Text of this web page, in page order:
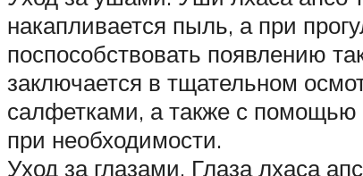
накапливается пыль, а при
поспособствовать появлению
заключается в тщательном
салфетками, а также с помощью
при необходимости.
Уход за глазами. Глаза лхаса